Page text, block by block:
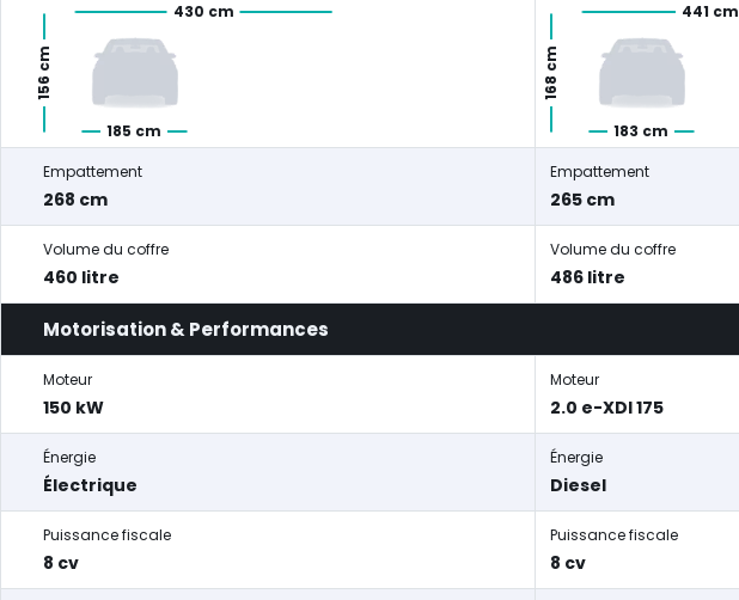
430 cm
185 cm
156 cm
441 cm
183 cm
168 cm
Empattement
268 cm
Empattement
265 cm
Volume du coffre
460 litre
Volume du coffre
486 litre
Motorisation & Performances
Moteur
150 kW
Moteur
2.0 e-XDI 175
Énergie
Électrique
Énergie
Diesel
Puissance fiscale
8 cv
Puissance fiscale
8 cv